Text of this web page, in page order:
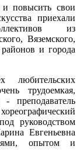
и повысить свои
приехали
из
Вяземского,
и города
любительских
трудоемкая,
- преподаватель
руководством
Евгеньевна
опытом и